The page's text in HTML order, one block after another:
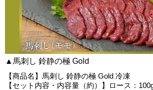
▲馬刺し 鈴静の極 Gold
【商品名】馬刺し 鈴静の極 Gold 冷凍
【セット内容・内容量（約）】ロース：